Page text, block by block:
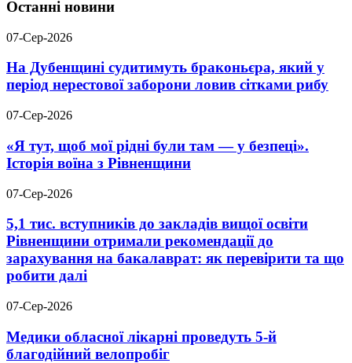
Останні новини
07-Сер-2026
На Дубенщині судитимуть браконьєра, який у
період нерестової заборони ловив сітками рибу
07-Сер-2026
«Я тут, щоб мої рідні були там — у безпеці».
Історія воїна з Рівненщини
07-Сер-2026
5,1 тис. вступників до закладів вищої освіти
Рівненщини отримали рекомендації до
зарахування на бакалаврат: як перевірити та що
робити далі
07-Сер-2026
Медики обласної лікарні проведуть 5-й
благодійний велопробіг